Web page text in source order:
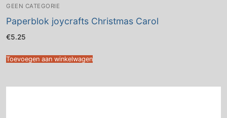
GEEN CATEGORIE
Paperblok joycrafts Christmas Carol
€5.25
Toevoegen aan winkelwagen